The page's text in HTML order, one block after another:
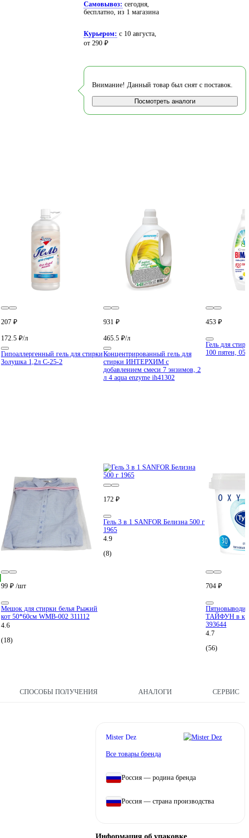
Самовывоз: сегодня,
бесплатно, из 1 магазина
Курьером: c 10 августа,
от 290 ₽
Внимание! Данный товар был снят с поставок.
Посмотреть аналоги
207 ₽
172.5 ₽/л
Гипоаллергенный гель для стирки
Золушка 1,2л С-25-2
931 ₽
465.5 ₽/л
Концентрированный гель для
стирки ИНТЕРХИМ с
добавлением смеси 7 энзимов, 2
л 4 aqua enzyme ih41302
453 ₽
Гель для
100 пятен,
99 ₽ /шт
Мешок для стирки белья Рыжий
кот 50*60см WMB-002 311112
4.6
(18)
172 ₽
Гель 3 в 1 SANFOR Белизна 500 г
1965
4.9
(8)
704 ₽
ТАЙФУН в
393644
4.7
(56)
СПОСОБЫ ПОЛУЧЕНИЯ АНАЛОГИ СЕРВИС
Mister Dez
Все товары бренда
Россия — родина бренда
Россия — страна производства